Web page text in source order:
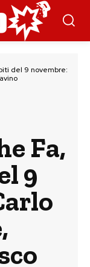
del 9 novembre:
Fa,
9